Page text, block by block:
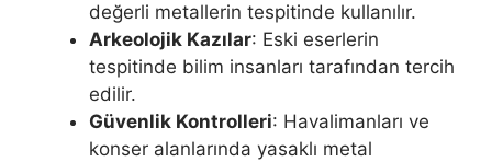
değerli metallerin tespitinde kullanılır.
Arkeolojik Kazılar: Eski eserlerin
tespitinde bilim insanları tarafından tercih
edilir.
Güvenlik Kontrolleri: Havalimanları ve
konser alanlarında yasaklı metal